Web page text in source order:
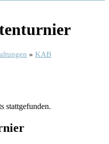
» KAB
stattgefunden.